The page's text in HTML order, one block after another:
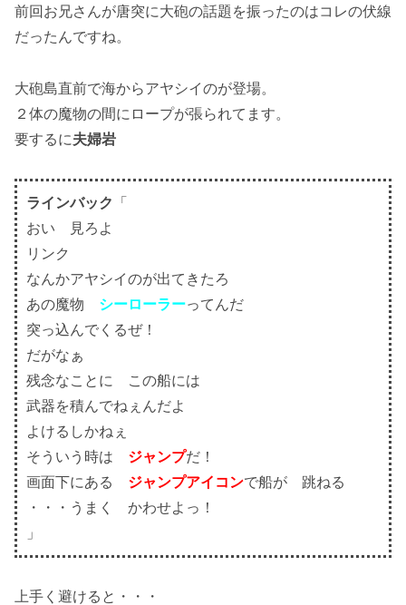
前回お兄さんが唐突に大砲の話題を振ったのはコレの伏線
だったんですね。
大砲島直前で海からアヤシイのが登場。
２体の魔物の間にロープが張られてます。
要するに夫婦岩
ラインバック
「
おい 見ろよ
リンク
なんかアヤシイのが出てきたろ
あの魔物 シーローラーってんだ
突っ込んでくるぜ！
だがなぁ
残念なことに この船には
武器を積んでねぇんだよ
よけるしかねぇ
そういう時は ジャンプだ！
画面下にある ジャンプアイコンで船が 跳ねる
・・・うまく かわせよっ！
」
上手く避けると・・・